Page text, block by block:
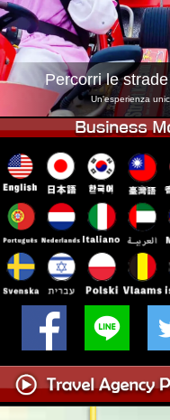
Tokyo Akihabara#2
Tokyo Shibuya Annex
Tokyo Asakusa
Okinawa
Percorri le
Un'esperienza